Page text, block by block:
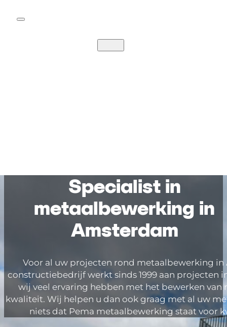
Specialist in
metaalbewerking in
Amsterdam
Voor al uw projecten rond metaalbewerking in
constructiebedrijf werkt sinds 1999 aan projecten
wij veel ervaring hebben met het bewerken van
kwaliteit. Wij helpen u dan ook graag met al uw
niets dat Pema metaalbewerking staat voor